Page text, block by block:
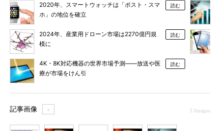
2020年、スマートウォッチは「ポスト・スマ
ホ」の地位を確立
読む
2024年、産業用ドローン市場は2270億円規
模に
読む
4K・8K対応機器の世界市場予測――放送や医
療が市場をけん引
読む
記事画像 ＋ 5 Images